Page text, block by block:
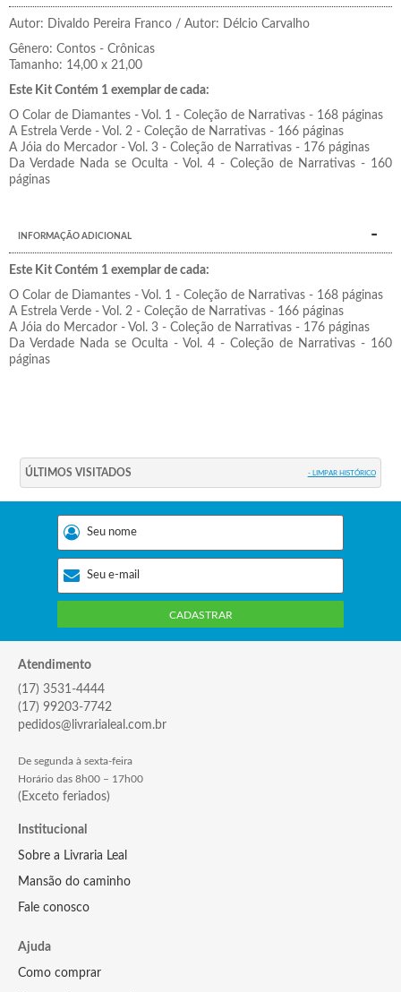
Autor: Divaldo Pereira Franco / Autor: Délcio Carvalho
Gênero: Contos - Crônicas
Tamanho: 14,00 x 21,00
Este Kit Contém 1 exemplar de cada:
O Colar de Diamantes - Vol. 1 - Coleção de Narrativas - 168 páginas
A Estrela Verde - Vol. 2 - Coleção de Narrativas - 166 páginas
A Jóia do Mercador - Vol. 3 - Coleção de Narrativas - 176 páginas
Da Verdade Nada se Oculta - Vol. 4 - Coleção de Narrativas - 160
páginas
INFORMAÇÃO ADICIONAL
Este Kit Contém 1 exemplar de cada:
O Colar de Diamantes - Vol. 1 - Coleção de Narrativas - 168 páginas
A Estrela Verde - Vol. 2 - Coleção de Narrativas - 166 páginas
A Jóia do Mercador - Vol. 3 - Coleção de Narrativas - 176 páginas
Da Verdade Nada se Oculta - Vol. 4 - Coleção de Narrativas - 160
páginas
ÚLTIMOS VISITADOS - LIMPAR HISTÓRICO
CADASTRAR
Atendimento
(17) 3531-4444
(17) 99203-7742
pedidos@livrarialeal.com.br
De segunda à sexta-feira
Horário das 8h00 – 17h00
(Exceto feriados)
Institucional
Sobre a Livraria Leal
Mansão do caminho
Fale conosco
Ajuda
Como comprar